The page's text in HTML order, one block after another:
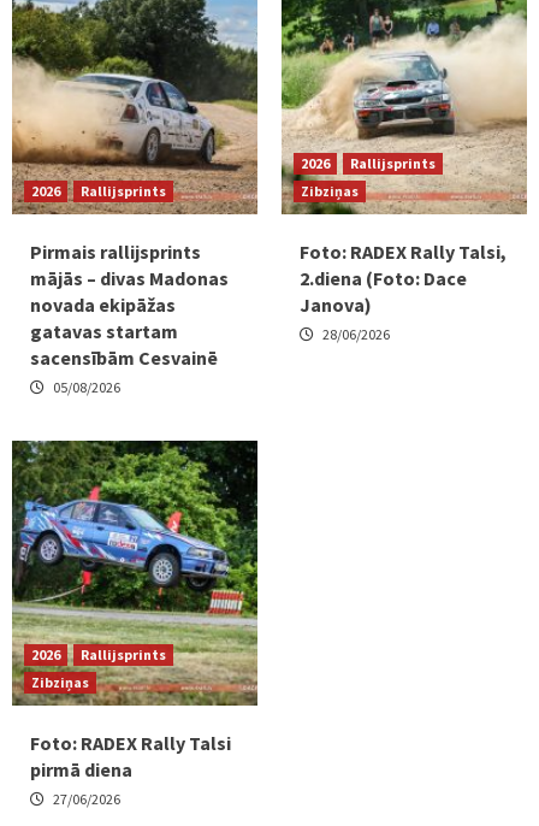
2026 Rallijsprints
Pirmais rallijsprints
mājās – divas Madonas
novada ekipāžas
gatavas startam
sacensībām Cesvainē
05/08/2026
2026
Rallijsprints
Zibziņas
Foto: RADEX Rally Talsi,
2.diena (Foto: Dace
Janova)
28/06/2026
2026
Rallijsprints
Zibziņas
Foto: RADEX Rally Talsi
pirmā diena
27/06/2026